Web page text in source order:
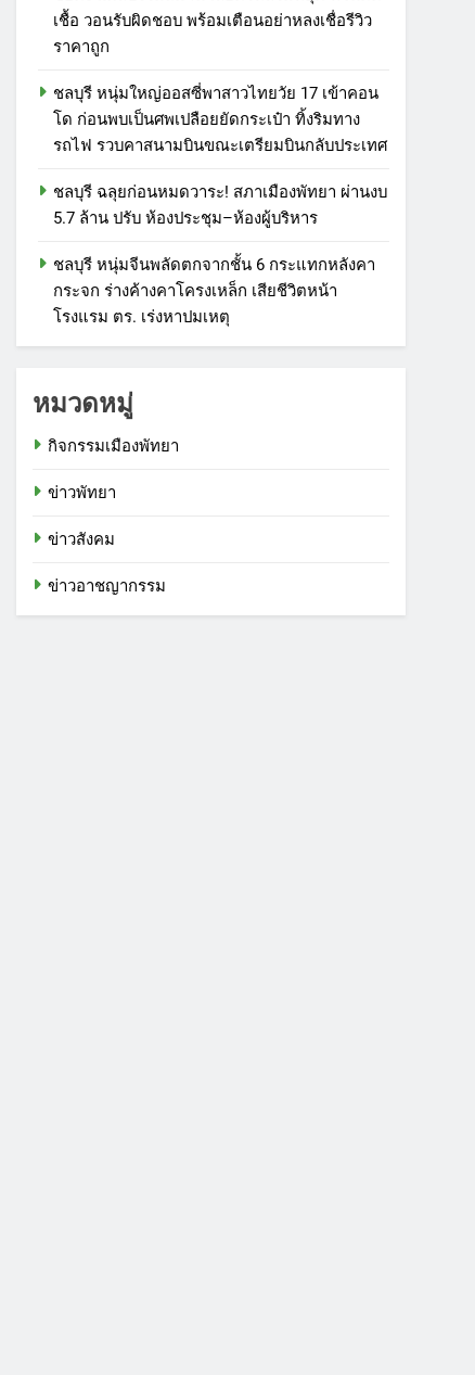
เชื้อ วอนรับผิดชอบ พร้อมเตือนอย่าหลงเชื่อรีวิว
ราคาถูก
ชลบุรี หนุ่มใหญ่ออสซี่พาสาวไทยวัย 17 เข้าคอน
โด ก่อนพบเป็นศพเปลือยยัดกระเป๋า ทิ้งริมทาง
รถไฟ รวบคาสนามบินขณะเตรียมบินกลับประเทศ
ชลบุรี ฉลุยก่อนหมดวาระ! สภาเมืองพัทยา ผ่านงบ
5.7 ล้าน ปรับ ห้องประชุม–ห้องผู้บริหาร
ชลบุรี หนุ่มจีนพลัดตกจากชั้น 6 กระแทกหลังคา
กระจก ร่างค้างคาโครงเหล็ก เสียชีวิตหน้า
โรงแรม ตร. เร่งหาปมเหตุ
หมวดหมู่
กิจกรรมเมืองพัทยา
ข่าวพัทยา
ข่าวสังคม
ข่าวอาชญากรรม